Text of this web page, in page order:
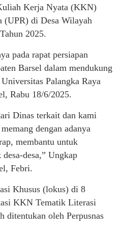
Kerja Nyata (KKN)
(UPR) di Desa Wilayah
2025.
pada rapat persiapan
Barsel dalam mendukung
Palangka Raya
Rabu 18/6/2025.
Dinas terkait dan kami
dengan adanya
membantu untuk
desa,” Ungkap
Febri.
Khusus (lokus) di 8
KKN Tematik Literasi
ditentukan oleh Perpusnas